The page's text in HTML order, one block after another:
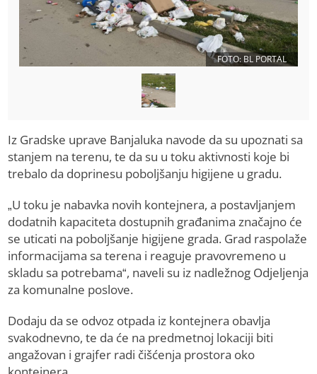
FOTO: BL PORTAL
Iz Gradske uprave Banjaluka navode da su upoznati sa
stanjem na terenu, te da su u toku aktivnosti koje bi
trebalo da doprinesu poboljšanju higijene u gradu.
„U toku je nabavka novih kontejnera, a postavljanjem
dodatnih kapaciteta dostupnih građanima značajno će
se uticati na poboljšanje higijene grada. Grad raspolaže
informacijama sa terena i reaguje pravovremeno u
skladu sa potrebama“, naveli su iz nadležnog Odjeljenja
za komunalne poslove.
Dodaju da se odvoz otpada iz kontejnera obavlja
svakodnevno, te da će na predmetnoj lokaciji biti
angažovan i grajfer radi čišćenja prostora oko